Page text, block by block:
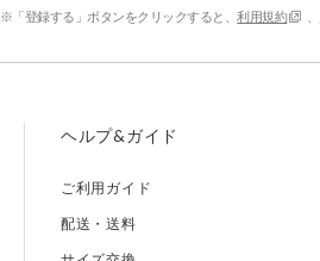
※「登録する」ボタンをクリックすると、利用規約
ヘルプ&ガイド
ご利用ガイド
配送・送料